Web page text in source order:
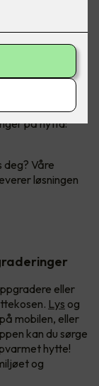
et nytt nivå!
som
på hytta:
deg? Våre
løsningen
eller
Lys og
mobilen, eller
kan du sørge
hytte!
og